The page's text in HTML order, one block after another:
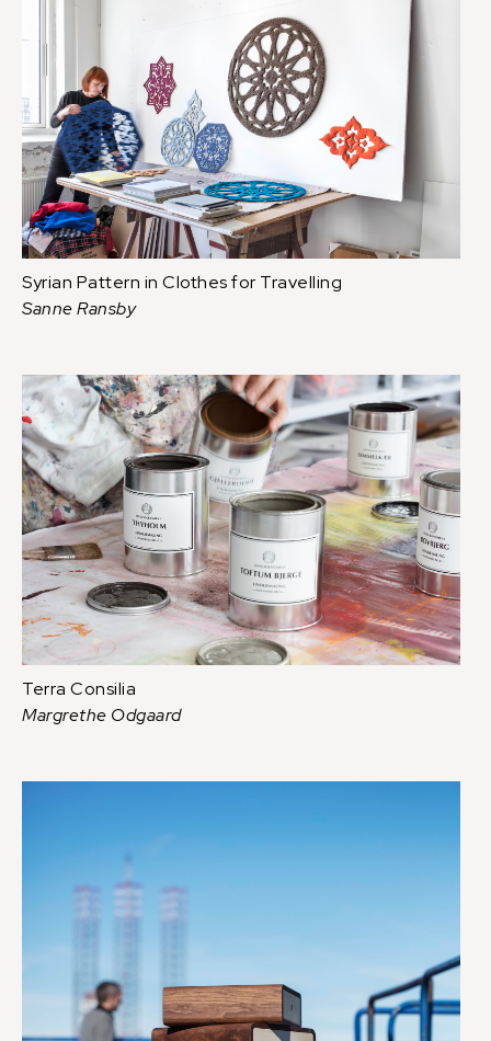
Syrian Pattern in Clothes for Travelling
Sanne Ransby
Terra Consilia
Margrethe Odgaard